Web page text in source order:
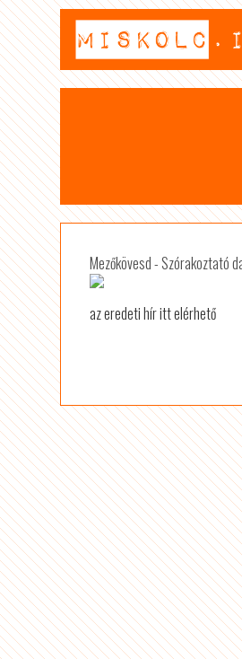
Mezőkövesd - Szórakoztató
az eredeti hír itt elérhető